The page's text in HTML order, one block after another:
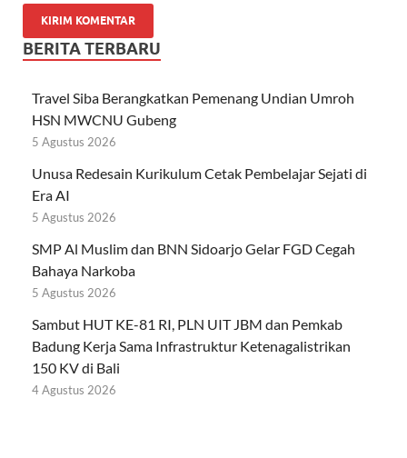
BERITA TERBARU
Travel Siba Berangkatkan Pemenang Undian Umroh
HSN MWCNU Gubeng
5 Agustus 2026
Unusa Redesain Kurikulum Cetak Pembelajar Sejati di
Era AI
5 Agustus 2026
SMP Al Muslim dan BNN Sidoarjo Gelar FGD Cegah
Bahaya Narkoba
5 Agustus 2026
Sambut HUT KE-81 RI, PLN UIT JBM dan Pemkab
Badung Kerja Sama Infrastruktur Ketenagalistrikan
150 KV di Bali
4 Agustus 2026